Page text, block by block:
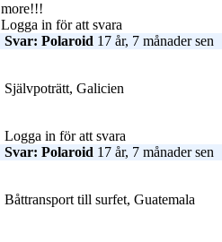
more!!!
Logga in för att svara
Svar: Polaroid 17 år, 7 månader sen
Självpoträtt, Galicien
Logga in för att svara
Svar: Polaroid 17 år, 7 månader sen
Båttransport till surfet, Guatemala